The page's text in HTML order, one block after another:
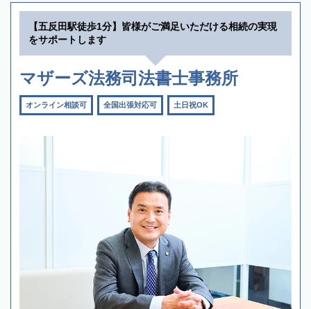
【五反田駅徒歩1分】皆様がご満足いただける相続の実現
をサポートします
マザーズ法務司法書士事務所
オンライン相談可 全国出張対応可 土日祝OK